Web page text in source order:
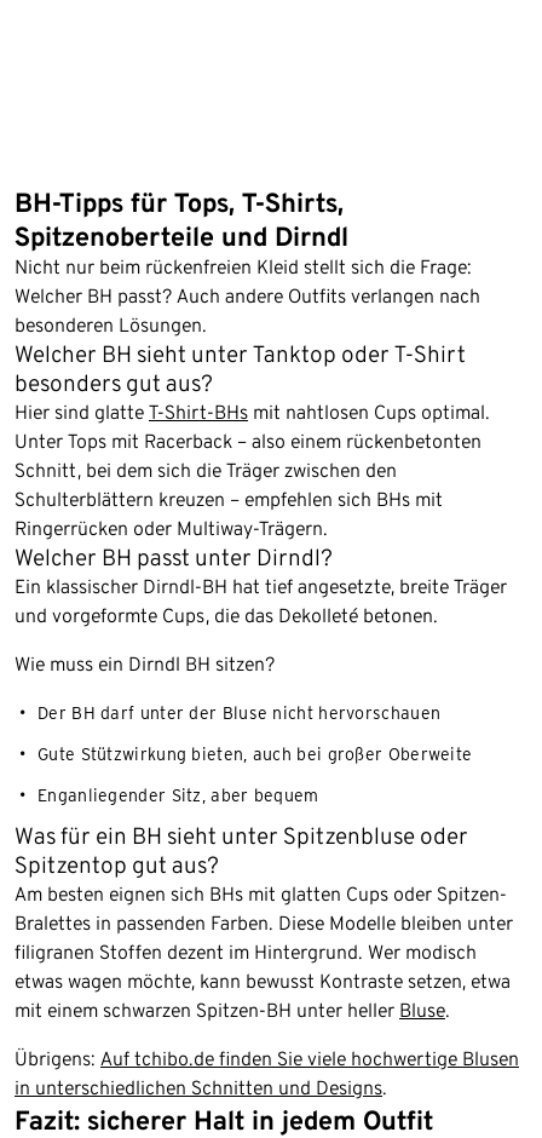
BH-Tipps für Tops, T-Shirts,
Spitzenoberteile und Dirndl
Nicht nur beim rückenfreien Kleid stellt sich die Frage:
Welcher BH passt? Auch andere Outfits verlangen nach
besonderen Lösungen.
Welcher BH sieht unter Tanktop oder T-Shirt
besonders gut aus?
Hier sind glatte T-Shirt-BHs mit nahtlosen Cups optimal.
Unter Tops mit Racerback – also einem rückenbetonten
Schnitt, bei dem sich die Träger zwischen den
Schulterblättern kreuzen – empfehlen sich BHs mit
Ringerrücken oder Multiway-Trägern.
Welcher BH passt unter Dirndl?
Ein klassischer Dirndl-BH hat tief angesetzte, breite Träger
und vorgeformte Cups, die das Dekolleté betonen.
Wie muss ein Dirndl BH sitzen?
Der BH darf unter der Bluse nicht hervorschauen
Gute Stützwirkung bieten, auch bei großer Oberweite
Enganliegender Sitz, aber bequem
Was für ein BH sieht unter Spitzenbluse oder
Spitzentop gut aus?
Am besten eignen sich BHs mit glatten Cups oder Spitzen-
Bralettes in passenden Farben. Diese Modelle bleiben unter
filigranen Stoffen dezent im Hintergrund. Wer modisch
etwas wagen möchte, kann bewusst Kontraste setzen, etwa
mit einem schwarzen Spitzen-BH unter heller Bluse.
Übrigens: Auf tchibo.de finden Sie viele hochwertige Blusen
in unterschiedlichen Schnitten und Designs.
Fazit: sicherer Halt in jedem Outfit